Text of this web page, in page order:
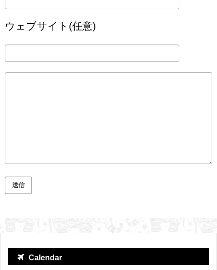
ウェブサイト(任意)
Calendar